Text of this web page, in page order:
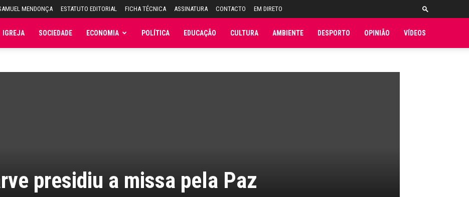
MENDONÇA ESTATUTO EDITORIAL FICHA TÉCNICA ASSINATURA CONTACTO EM DIRETO
IGREJA SOCIEDADE ECONOMIA POLÍTICA EDUCAÇÃO CULTURA AMBIENTE DESPORTO OPINIÃO VÍDEOS
presidiu a missa pela Paz